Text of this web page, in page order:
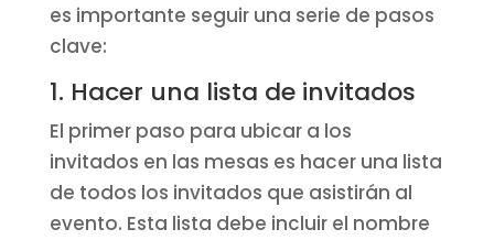
es importante seguir una serie de pasos
clave:
1. Hacer una lista de invitados
El primer paso para ubicar a los
invitados en las mesas es hacer una lista
de todos los invitados que asistirán al
evento. Esta lista debe incluir el nombre